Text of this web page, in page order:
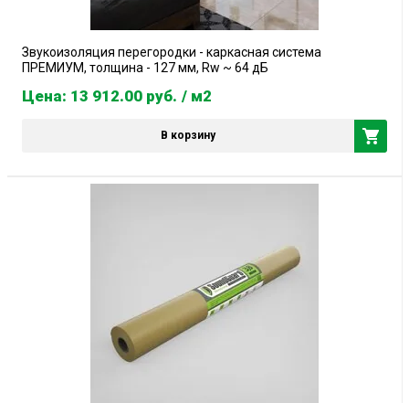
Звукоизоляция перегородки - каркасная система
ПРЕМИУМ, толщина - 127 мм, Rw ~ 64 дБ
Цена: 13 912.00 руб. / м2
В корзину